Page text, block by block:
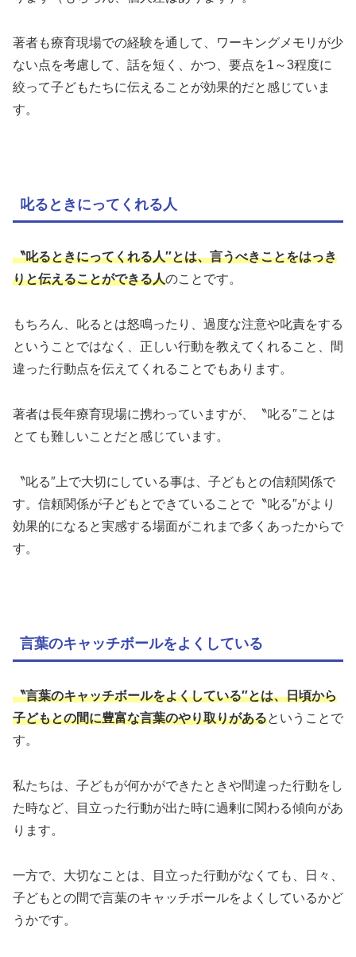
著者も療育現場での経験を通して、ワーキングメモリが少
ない点を考慮して、話を短く、かつ、要点を1～3程度に
絞って子どもたちに伝えることが効果的だと感じていま
す。
叱るときにってくれる人
〝叱るときにってくれる人″とは、言うべきことをはっき
りと伝えることができる人のことです。
もちろん、叱るとは怒鳴ったり、過度な注意や叱責をする
ということではなく、正しい行動を教えてくれること、間
違った行動点を伝えてくれることでもあります。
著者は長年療育現場に携わっていますが、〝叱る″ことは
とても難しいことだと感じています。
〝叱る″上で大切にしている事は、子どもとの信頼関係で
す。信頼関係が子どもとできていることで〝叱る″がより
効果的になると実感する場面がこれまで多くあったからで
す。
言葉のキャッチボールをよくしている
〝言葉のキャッチボールをよくしている″とは、日頃から
子どもとの間に豊富な言葉のやり取りがあるということで
す。
私たちは、子どもが何かができたときや間違った行動をし
た時など、目立った行動が出た時に過剰に関わる傾向があ
ります。
一方で、大切なことは、目立った行動がなくても、日々、
子どもとの間で言葉のキャッチボールをよくしているかど
うかです。